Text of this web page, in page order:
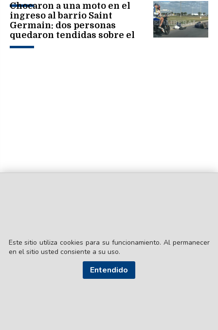
Chocaron a una moto en el
ingreso al barrio Saint
Germain: dos personas
quedaron tendidas sobre el
asfalto
© EL LIBERAL S.A.
Director Editorial: Lic. Gustavo Eduardo Ick
Santiago del Estero / República Argentina
Este sitio utiliza cookies para su funcionamiento. Al permanecer
en el sitio usted consiente a su uso.
Entendido